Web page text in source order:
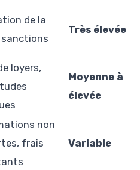
de la
Très élevée
loyers,
Moyenne à
élevée
non
frais
Variable